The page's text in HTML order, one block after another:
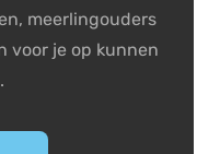
meerlingouders
voor je op kunnen